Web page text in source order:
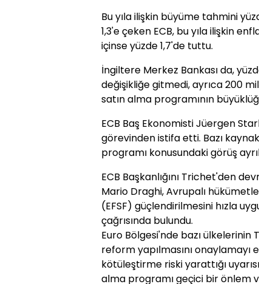
Bu yıla ilişkin büyüme tahmini
1,3'e çeken ECB, bu yıla ilişkin
içinse yüzde 1,7'de tuttu.
İngiltere Merkez Bankası da,
değişikliğe gitmedi, ayrıca 200
satın alma programının
ECB Baş Ekonomisti Jüergen
görevinden istifa etti. Bazı
programı konusundaki görüş
ECB Başkanlığını Trichet'den
Mario Draghi, Avrupalı
(EFSF) güçlendirilmesini hızla
çağrısında bulundu.
Euro Bölgesi'nde bazı ülkelerinin
reform yapılmasını
kötüleştirme riski yarattığı
alma programı geçici bir önlem